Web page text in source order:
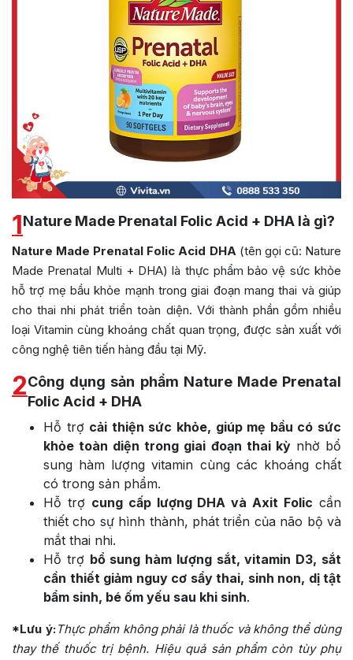
1Nature Made Prenatal Folic Acid + DHA là gì?
Nature Made Prenatal Folic Acid DHA(tên gọi cũ: Nature
Made Prenatal Multi + DHA) là thực phẩm bảo vệ sức khỏe
hỗ trợ mẹ bầu khỏe mạnh trong giai đoạn mang thai và giúp
cho thai nhi phát triển toàn diện. Với thành phần gồm nhiều
loại Vitamin cùng khoáng chất quan trọng, được sản xuất với
công nghệ tiên tiến hàng đầu tại Mỹ.
2Công dụng sản phẩm Nature Made Prenatal
Folic Acid + DHA
Hỗ trợ cải thiện sức khỏe, giúp mẹ bầu có sức
khỏe toàn diện trong giai đoạn thai kỳnhờ bổ
sung hàm lượng vitamin cùng các khoáng chất
có trong sản phẩm.
Hỗ trợ cung cấp lượng DHA và Axit Folic cần
thiết cho sự hình thành, phát triển của não bộ và
mắt thai nhi.
Hỗ trợ bổ sung hàm lượng sắt, vitamin D3, sắt
cần thiết giảm nguy cơ sẩy thai, sinh non, dị tật
bẩm sinh, bé ốm yếu sau khi sinh.
*Lưu ý:Thực phẩm không phải là thuốc và không thể dùng
thay thế thuốc trị bệnh. Hiệu quả sản phẩm còn tùy phụ